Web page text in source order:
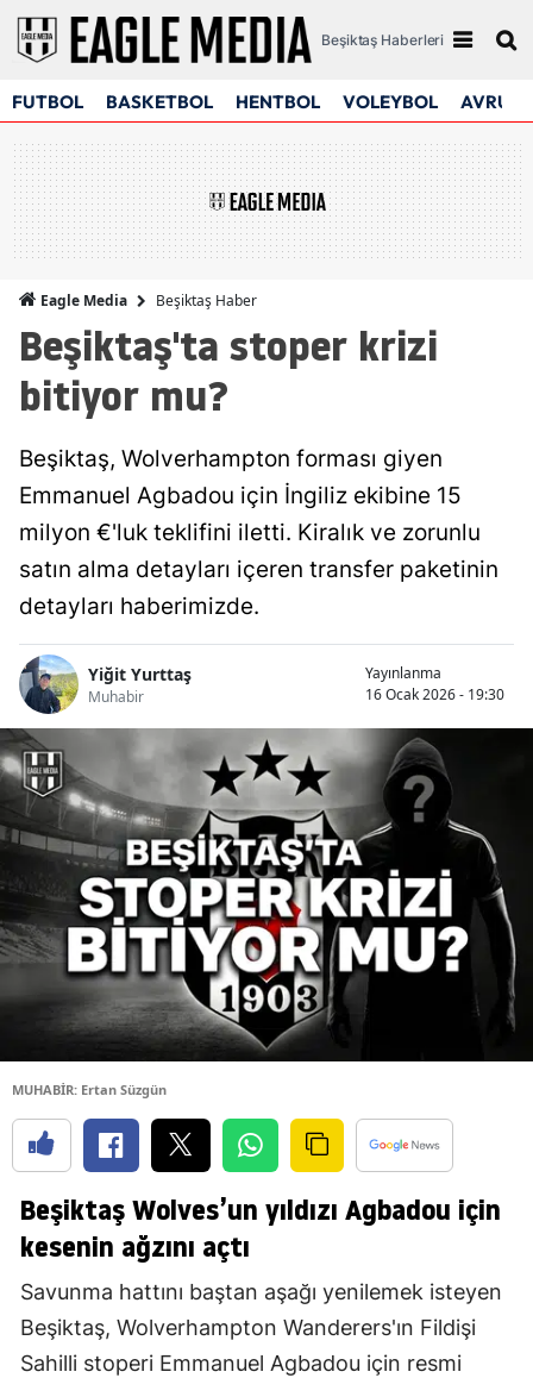
Beşiktaş Haberleri
FUTBOL BASKETBOL HENTBOL VOLEYBOL
Eagle Media Beşiktaş Haber
Beşiktaş'ta stoper krizi
bitiyor mu?
Beşiktaş, Wolverhampton forması giyen
Emmanuel Agbadou için İngiliz ekibine 15
milyon €'luk teklifini iletti. Kiralık ve zorunlu
satın alma detayları içeren transfer paketinin
detayları haberimizde.
Yiğit Yurttaş
Muhabir
Yayınlanma
16 Ocak 2026 - 19:30
MUHABİR: Ertan Süzgün
Beşiktaş Wolves’un yıldızı Agbadou için
kesenin ağzını açtı
Savunma hattını baştan aşağı yenilemek isteyen
Beşiktaş, Wolverhampton Wanderers'ın Fildişi
Sahilli stoperi Emmanuel Agbadou için resmi